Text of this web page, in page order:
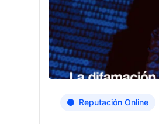
Reputación Online